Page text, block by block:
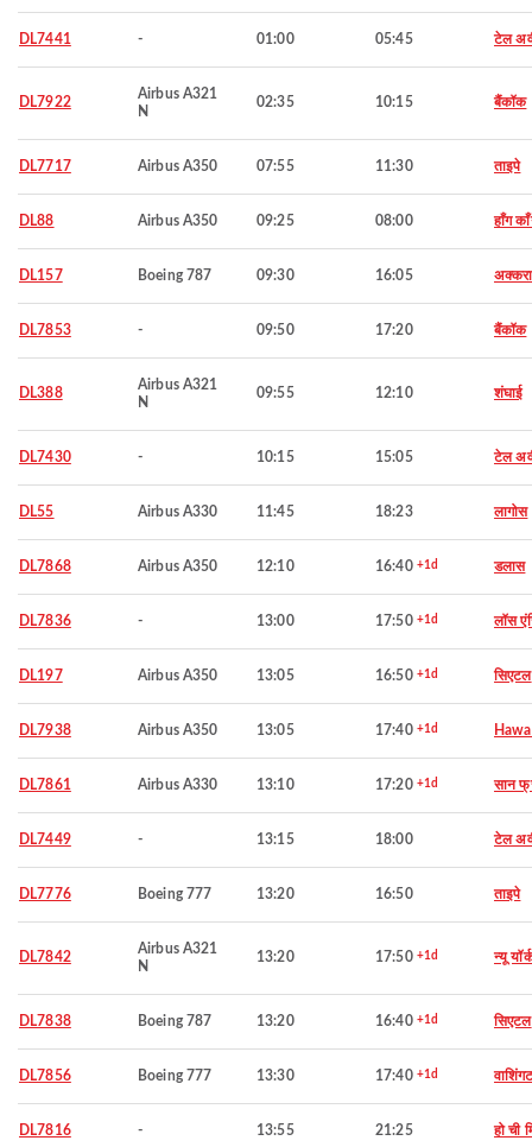
DL7441 - 01:00 05:45 टेल
DL7922
Airbus A321
N
02:35 10:15 बैंकॉक
DL7717 Airbus A350 07:55 11:30 ताइपे
DL88 Airbus A350 09:25 08:00 हाँग
DL157 Boeing 787 09:30 16:05 अक्करा
DL7853 - 09:50 17:20 बैंकॉक
DL388
Airbus A321
N
09:55 12:10 शंघाई
DL7430 - 10:15 15:05 टेल
DL55 Airbus A330 11:45 18:23 लागोस
DL7868 Airbus A350 12:10 16:40 +1d डलास
DL7836 - 13:00 17:50 +1d लॉस
DL197 Airbus A350 13:05 16:50 +1d सिएटल
DL7938 Airbus A350 13:05 17:40 +1d
DL7861 Airbus A330 13:10 17:20 +1d सान
DL7449 - 13:15 18:00 टेल
DL7776 Boeing 777 13:20 16:50 ताइपे
DL7842
Airbus A321
N
13:20 17:50 +1d न्यू
DL7838 Boeing 787 13:20 16:40 +1d सिएटल
DL7856 Boeing 777 13:30 17:40 +1d
DL7816 - 13:55 21:25 हो ची